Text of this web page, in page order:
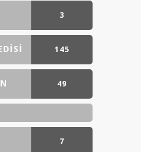
GÖNDERI(LER)
3
GÖNDERI(LER)
145
GÖNDERI(LER)
49
7